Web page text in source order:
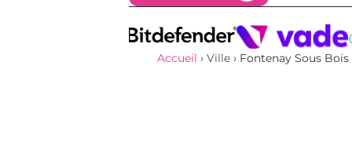
Obtenir un devis
Accueil › Ville › Fontenay Sous Bois